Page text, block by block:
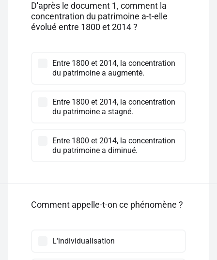
D'après le document 1, comment la
concentration du patrimoine a-t-elle
évolué entre 1800 et 2014 ?
Entre 1800 et 2014, la concentration
du patrimoine a augmenté.
Entre 1800 et 2014, la concentration
du patrimoine a stagné.
Entre 1800 et 2014, la concentration
du patrimoine a diminué.
Comment appelle-t-on ce phénomène ?
L'individualisation